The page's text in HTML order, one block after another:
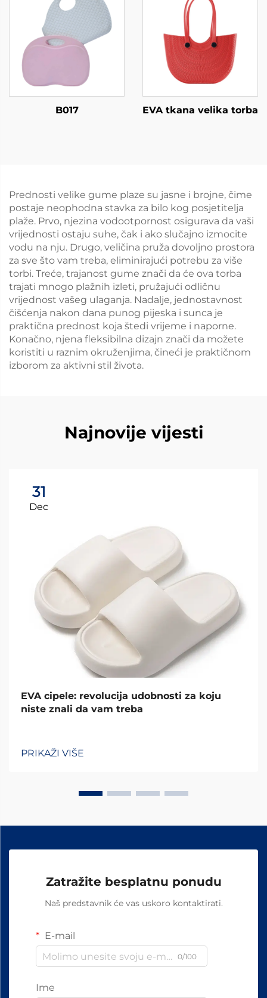
B017 EVA tkana velika torba
Prednosti velike gume plaze su jasne i brojne, čime
postaje neophodna stavka za bilo kog posjetitelja
plaže. Prvo, njezina vodootpornost osigurava da vaši
vrijednosti ostaju suhe, čak i ako slučajno izmocite
vodu na nju. Drugo, veličina pruža dovoljno prostora
za sve što vam treba, eliminirajući potrebu za više
torbi. Treće, trajanost gume znači da će ova torba
trajati mnogo plažnih izleti, pružajući odličnu
vrijednost vašeg ulaganja. Nadalje, jednostavnost
čišćenja nakon dana punog pijeska i sunca je
praktična prednost koja štedi vrijeme i naporne.
Konačno, njena fleksibilna dizajn znači da možete
koristiti u raznim okruženjima, čineći je praktičnom
izborom za aktivni stil života.
Najnovije vijesti
31
Dec
EVA cipele: revolucija udobnosti za koju
niste znali da vam treba
PRIKAŽI VIŠE
Zatražite besplatnu ponudu
Naš predstavnik će vas uskoro kontaktirati.
E-mail
0/100
Ime